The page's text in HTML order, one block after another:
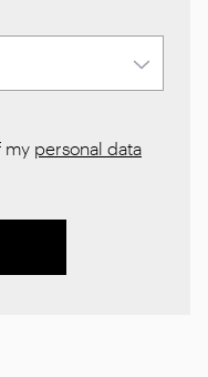
my personal data